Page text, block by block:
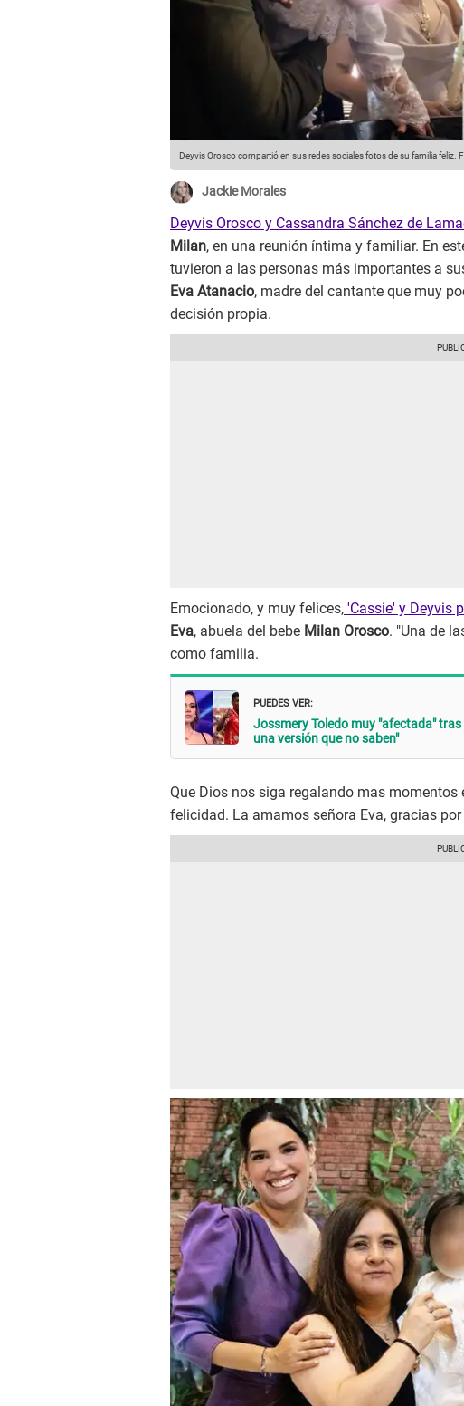
Deyvis Orosco compartió en sus redes sociales fotos de su familia feliz.
Jackie Morales
Deyvis Orosco y Cassandra Sánchez de
Milan, en una reunión íntima y familiar. En
tuvieron a las personas más importantes a
Eva Atanacio, madre del cantante que muy
decisión propia.
Emocionado, y muy felices, 'Cassie' y Deyvis
Eva, abuela del bebe Milan Orosco. "Una de
como familia.
PUEDES VER:
Jossmery Toledo muy "afectada"
una versión que no saben"
Que Dios nos siga regalando mas
felicidad. La amamos señora Eva, gracias